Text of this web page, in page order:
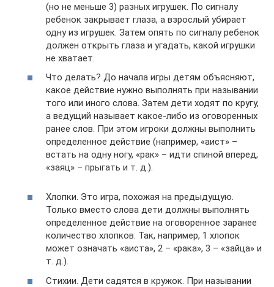
(но не меньше 3) разных игрушек. По сигналу
ребенок закрывает глаза, а взрослый убирает
одну из игрушек. Затем опять по сигналу ребенок
должен открыть глаза и угадать, какой игрушки
не хватает.
Что делать? До начала игры детям объясняют,
какое действие нужно выполнять при назывании
того или иного слова. Затем дети ходят по кругу,
а ведущий называет какое-либо из оговоренных
ранее слов. При этом игроки должны выполнить
определенное действие (например, «аист» –
встать на одну ногу, «рак» – идти спиной вперед,
«заяц» – прыгать и т. д.).
Хлопки. Это игра, похожая на предыдущую.
Только вместо слова дети должны выполнять
определенное действие на оговоренное заранее
количество хлопков. Так, например, 1 хлопок
может означать «аиста», 2 – «рака», 3 – «зайца» и
т. д.).
Стихии. Дети садятся в кружок. При назывании